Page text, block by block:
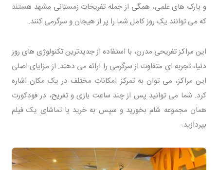
و پارک های علمی، همگی از جمله تفریحات زمستانی مشهد هستند
که می توانند یک روز کامل شما را پر از هیجان و سرگرمی کنند.
این مراکز تفریحی مدرن، با استفاده از جدیدترین تکنولوژی های روز
دنیا، تجربه ای متفاوت از سرگرمی را ارائه می دهند. از مزایای اصلی
این مراکز، می توان به تمرکز امکانات مختلف در یک مکان اشاره
کرد. شما می توانید پس از چند ساعت بازی و تفریح، در فودکورت
همان مجموعه شام بخورید و سپس به خرید یا تماشای یک فیلم
بپردازید.